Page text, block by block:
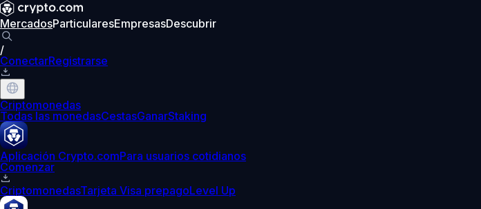
MercadosParticularesEmpresasDescubrir
/
ConectarRegistrarse
Criptomonedas
Todas las monedasCestasGanarStaking
Aplicación Crypto.comPara usuarios cotidianos
Comenzar
CriptomonedasTarjeta Visa prepagoLevel Up